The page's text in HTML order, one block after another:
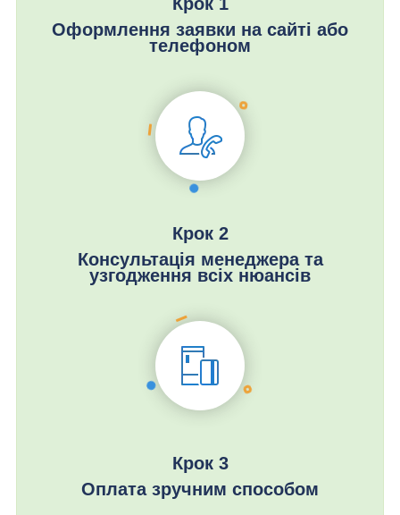
Оформлення заявки на сайті або
телефоном
Крок 2
Консультація менеджера та
узгодження всіх нюансів
Крок 3
Оплата зручним способом